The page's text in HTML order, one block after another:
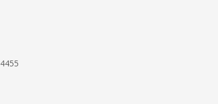
瀏覽次數
4455